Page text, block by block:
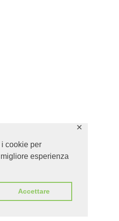
cookie per
esperienza
Accettare
✕